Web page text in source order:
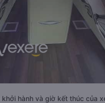
hành và giờ kết thúc của